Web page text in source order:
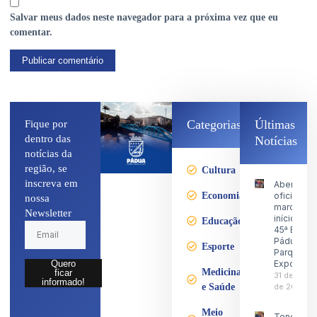
Salvar meus dados neste navegador para a próxima vez que eu
comentar.
Fique por
dentro das
notícias da
região, se
inscreva em
nossa
Newsletter
Quero
ficar
informado!
Categorias
Cultura
Economia
Educação
Esporte
Medicina
e Saúde
Meio
Últimas
Notícias
Abertura
oficial
marca o
início da
45ª Expo
Pádua no
Parque de
31 de julho
de 2026